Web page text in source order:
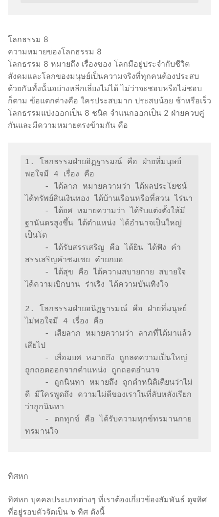
โลกธรรม 8
ความหมายของโลกธรรม 8
โลกธรรม 8 หมายถึง เรื่องของ โลกมีอยู่ประจำกับชีวิต
สังคมและโลกของมนุษย์เป็นความจริงที่ทุกคนต้องประสบ
ด้วยกันทั้งนั้นอย่างหลีกเลี่ยงไม่ได้ ไม่ว่าจะชอบหรือไม่ชอบ
ก็ตาม ข้อแตกต่างคือ ใครประสบมาก ประสบน้อย ช้าหรือเร็ว
โลกธรรมแบ่งออกเป็น 8 ชนิด จำแนกออกเป็น 2 ฝ่ายควบคู่
กันและมีความหมายตรงข้ามกัน คือ
1. โลกธรรมฝ่ายอิฏฐารมณ์ คือ ฝ่ายที่มนุษย์
พอใจมี 4 เรื่อง คือ
ได้ทรัพย์สินเงินทอง ได้บ้านเรือนหรือที่สวน ไร่นา
ฐานันดรสูงขึ้น ได้ตำแหน่ง ได้อำนาจเป็นใหญ่
เป็นโต
สรรเสริญคำชมเชย คำยกยอ
ได้ความเบิกบาน ร่าเริง ได้ความบันเทิงใจ
2. โลกธรรมฝ่ายอนิฏฐารมณ์ คือ ฝ่ายที่มนุษย์
ไม่พอใจมี 4 เรื่อง คือ
เสียไป
ถูกถอดออกจากตำแหน่ง ถูกถอดอำนาจ
ดี มีใครพูดถึง ความไม่ดีของเราในที่ลับหลังเรียก
ว่าถูกนินทา
ทรมานใจ
ทิศหก
ทิศหก บุคคลประเภทต่างๆ ที่เราต้องเกี่ยวข้องสัมพันธ์ ดุจทิศ
ที่อยู่รอบตัวจัดเป็น ๖ ทิศ ดังนี้